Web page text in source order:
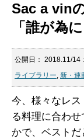
Sac a vin
「誰が為
公開日： 2018.11/14
ライブラリー, 新・連
今、様々なレ
る料理に合わ
かで、ベスト